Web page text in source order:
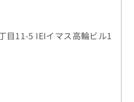
目11-5 IEIイマス高輪ビル1